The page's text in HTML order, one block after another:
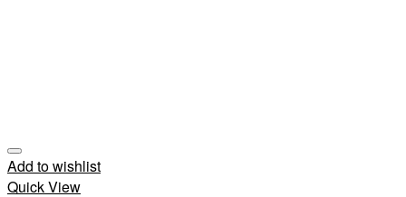
Add to wishlist
Quick View